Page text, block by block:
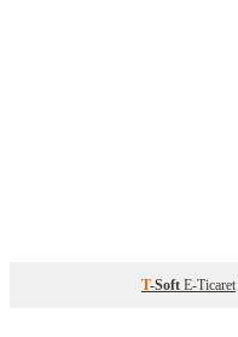
T-Soft E-Ticaret